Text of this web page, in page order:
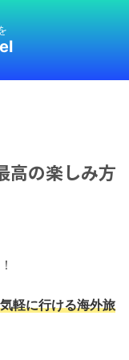
高の楽しみ方
気軽に行ける海外旅